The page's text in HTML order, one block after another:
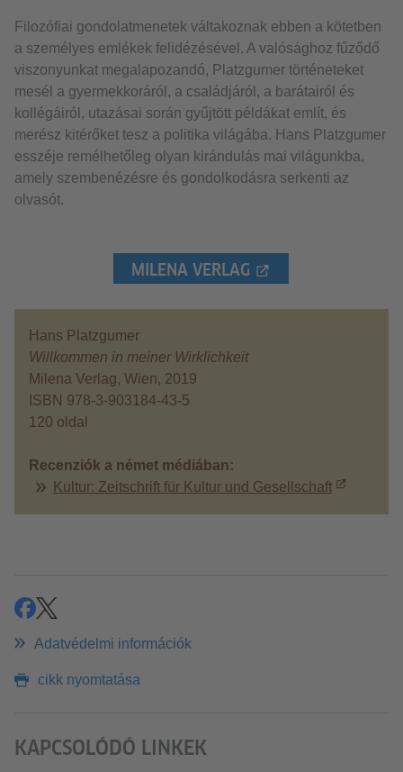
Filozófiai gondolatmenetek váltakoznak ebben a kötetben
a személyes emlékek felidézésével. A valósághoz fűződő
viszonyunkat megalapozandó, Platzgumer történeteket
mesél a gyermekkoráról, a családjáról, a barátairól és
kollégáiról, utazásai során gyűjtött példákat említ, és
merész kitérőket tesz a politika világába. Hans Platzgumer
esszéje remélhetőleg olyan kirándulás mai világunkba,
amely szembenézésre és gondolkodásra serkenti az
olvasót.
MILENA VERLAG
Hans Platzgumer
Willkommen in meiner Wirklichkeit
Milena Verlag, Wien, 2019
ISBN 978-3-903184-43-5
120 oldal
Recenziók a német médiában:
Kultur: Zeitschrift für Kultur und Gesellschaft
megosztás
share
Adatvédelmi információk
cikk nyomtatása
KAPCSOLÓDÓ LINKEK